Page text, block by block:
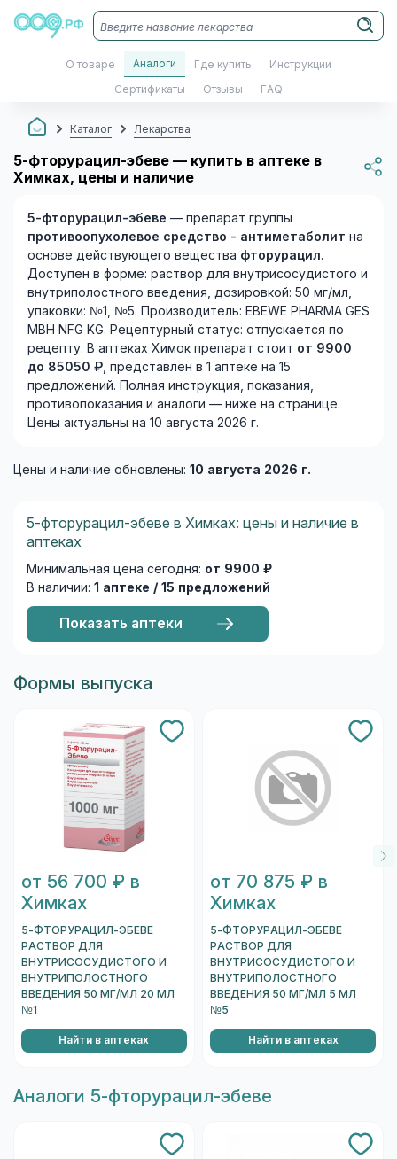
О товаре Аналоги Где купить Инструкции
Сертификаты Отзывы FAQ
Каталог Лекарства
5-фторурацил-эбеве — купить в аптеке в
Химках, цены и наличие
5-фторурацил-эбеве — препарат группы
противоопухолевое средство - антиметаболит на
основе действующего вещества фторурацил.
Доступен в форме: раствор для внутрисосудистого и
внутриполостного введения, дозировкой: 50 мг/мл,
упаковки: №1, №5. Производитель: EBEWE PHARMA GES
MBH NFG KG. Рецептурный статус: отпускается по
рецепту. В аптеках Химок препарат стоит от 9900
до 85050 ₽, представлен в 1 аптеке на 15
предложений. Полная инструкция, показания,
противопоказания и аналоги — ниже на странице.
Цены актуальны на 10 августа 2026 г.
Цены и наличие обновлены: 10 августа 2026 г.
5-фторурацил-эбеве в Химках: цены и наличие в
аптеках
Минимальная цена сегодня: от 9900 ₽
В наличии: 1 аптеке / 15 предложений
Показать аптеки
Формы выпуска
от 56 700 ₽ в
Химках
5-ФТОРУРАЦИЛ-ЭБЕВЕ
РАСТВОР ДЛЯ
ВНУТРИСОСУДИСТОГО И
ВНУТРИПОЛОСТНОГО
ВВЕДЕНИЯ 50 МГ/МЛ 20 МЛ
№1
Найти в аптеках
от 70 875 ₽ в
Химках
5-ФТОРУРАЦИЛ-ЭБЕВЕ
РАСТВОР ДЛЯ
ВНУТРИСОСУДИСТОГО И
ВНУТРИПОЛОСТНОГО
ВВЕДЕНИЯ 50 МГ/МЛ 5 МЛ
№5
Найти в аптеках
Aналоги 5-фторурацил-эбеве